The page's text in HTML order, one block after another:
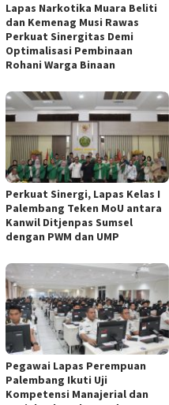
Lapas Narkotika Muara Beliti
dan Kemenag Musi Rawas
Perkuat Sinergitas Demi
Optimalisasi Pembinaan
Rohani Warga Binaan
Perkuat Sinergi, Lapas Kelas I
Palembang Teken MoU antara
Kanwil Ditjenpas Sumsel
dengan PWM dan UMP
Pegawai Lapas Perempuan
Palembang Ikuti Uji
Kompetensi Manajerial dan